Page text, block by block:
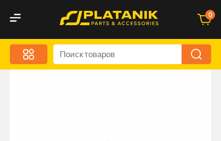
0
Меню
Акционные предложения